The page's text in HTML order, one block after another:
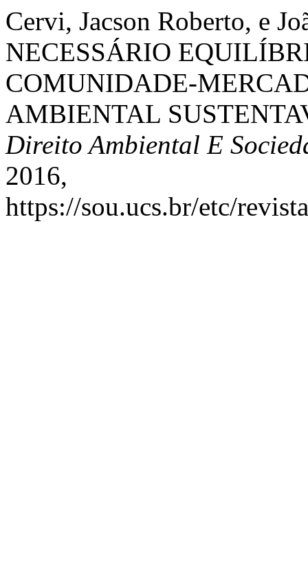
Cervi, Jacson Roberto, e
NECESSÁRIO
COMUNIDADE-
AMBIENTAL
Direito Ambiental E
2016,
https://sou.ucs.br/etc/